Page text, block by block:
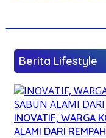
Berita Lifestyle
INOVATIF, WARGA
ALAMI DARI